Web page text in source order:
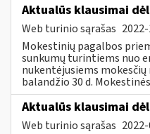
Aktualūs klausimai
Web turinio sąrašas
Mokestinių pagalbos
sunkumų turintiems nuo
nukentėjusiems
balandžio 30 d.
Aktualūs klausimai
Web turinio sąrašas